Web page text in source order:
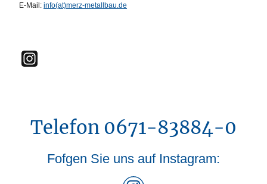
E-Mail: info(at)merz-metallbau.de
Telefon 0671-83884-0
Fofgen Sie uns auf Instagram: